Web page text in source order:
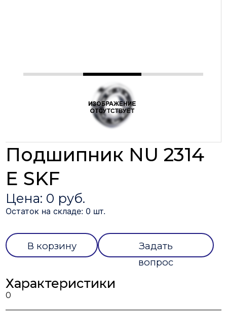
Подшипник NU 2314
E SKF
Цена: 0 руб.
Остаток на складе: 0 шт.
В корзину
Задать
вопрос
Характеристики
0